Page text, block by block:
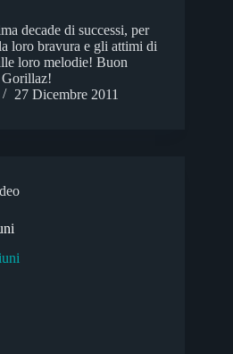
decade di successi, per
loro bravura e gli attimi di
loro melodie! Buon
27 Dicembre 2011